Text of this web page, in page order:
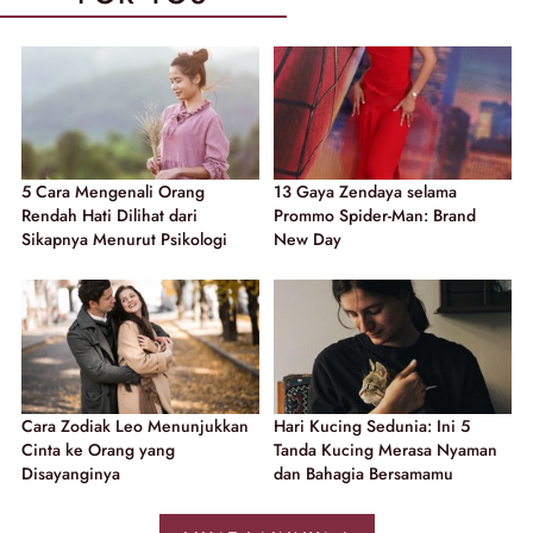
5 Cara Mengenali Orang
Rendah Hati Dilihat dari
Sikapnya Menurut Psikologi
13 Gaya Zendaya selama
Prommo Spider-Man: Brand
New Day
Cara Zodiak Leo Menunjukkan
Cinta ke Orang yang
Disayanginya
Hari Kucing Sedunia: Ini 5
Tanda Kucing Merasa Nyaman
dan Bahagia Bersamamu